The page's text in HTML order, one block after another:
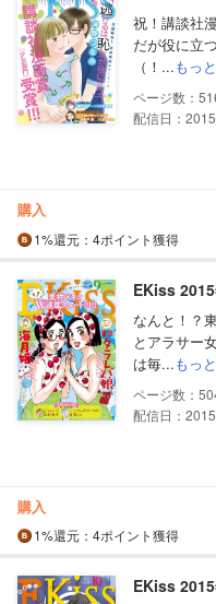
祝！講談社
だが役に立
（！...もっ
配信日：
購入
1%還元 ：4ポイント獲得
EKiss
なんと！？
とアラサー
は毎...もっ
配信日：
購入
1%還元 ：4ポイント獲得
EKiss